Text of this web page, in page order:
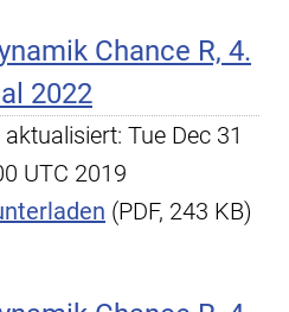
Chance R, 4.
2022
Tue Dec 31
UTC 2019
(PDF, 243 KB)